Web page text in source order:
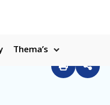
Thema’s